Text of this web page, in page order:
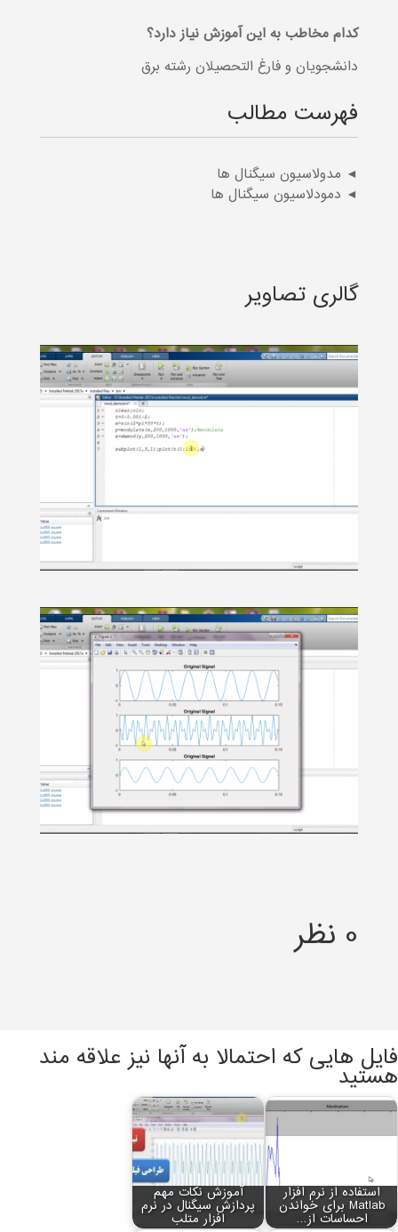
کدام مخاطب به این آموزش نیاز دارد؟
دانشجویان و فارغ التحصیلان رشته برق
فهرست مطالب
◄ مدولاسیون سیگنال ها
◄ دمودلاسیون سیگنال ها
گالری تصاویر
0 نظر
فایل هایی که احتمالا به آنها نیز علاقه مند
هستید
استفاده از نرم افزار
Matlab برای خواندن
احساسات از…
آموزش نکات مهم
پردازش سیگنال در نرم
افزار متلب